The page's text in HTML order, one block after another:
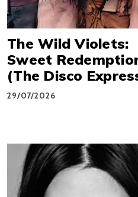
The Wild Violets:
Sweet
(The Disco
29/07/2026